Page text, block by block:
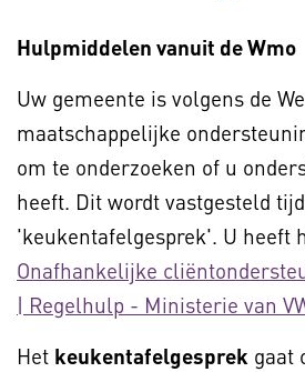
Hulpmiddelen vanuit de Wmo
Uw gemeente is volgens de
maatschappelijke
om te onderzoeken of u
heeft. Dit wordt vastgesteld
'keukentafelgesprek'. U heeft
Onafhankelijke
| Regelhulp - Ministerie van
Het keukentafelgesprek gaat